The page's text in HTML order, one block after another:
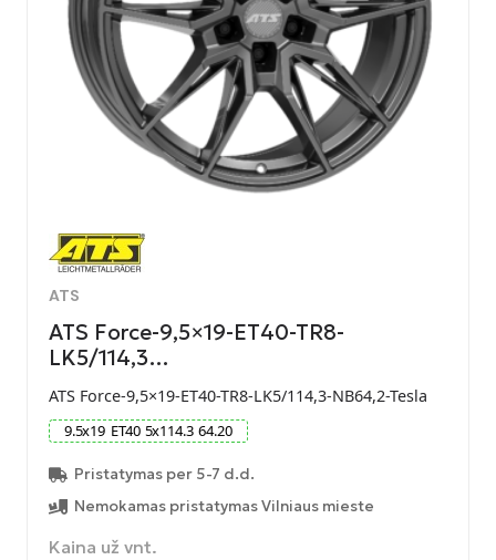
ATS
ATS Force-9,5×19-ET40-TR8-
LK5/114,3…
ATS Force-9,5×19-ET40-TR8-LK5/114,3-NB64,2-Tesla
9.5x19 ET40 5x114.3 64.20
Pristatymas per 5-7 d.d.
Nemokamas pristatymas Vilniaus mieste
Kaina už vnt.